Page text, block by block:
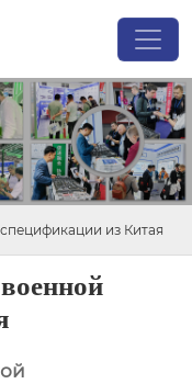
из Китая